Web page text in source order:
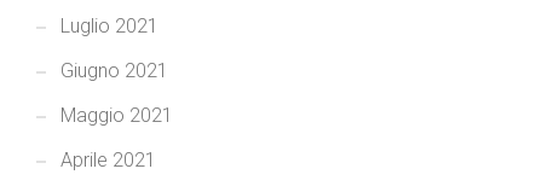
Luglio 2021
Giugno 2021
Maggio 2021
Aprile 2021